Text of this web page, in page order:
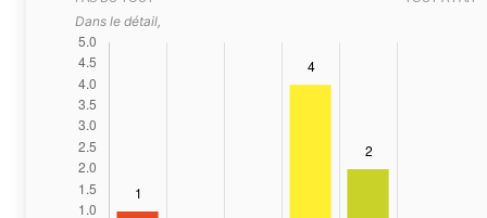
Dans le détail,